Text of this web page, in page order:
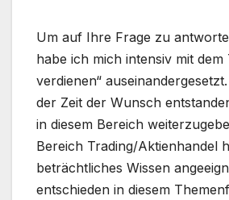
Um auf Ihre Frage zu
habe ich mich intensiv mit dem
verdienen“
der Zeit der Wunsch
in diesem Bereich
Bereich Trading/Aktienhandel
beträchtliches Wissen
entschieden in diesem